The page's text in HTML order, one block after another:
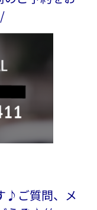
♪ご質問、メ